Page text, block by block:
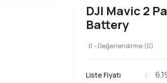
DJI Mavic 2
Battery
0 - Değerlendirme (0)
Liste Fiyatı